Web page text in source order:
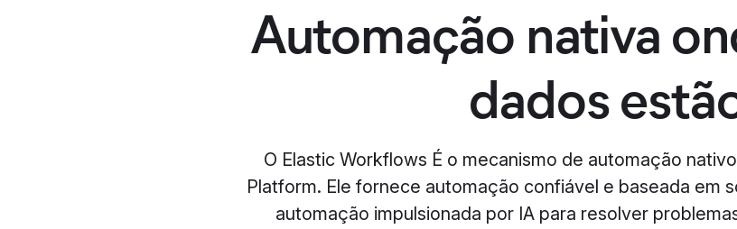
Automação nativa
dados
O Elastic Workflows É o mecanismo de automação
Platform. Ele fornece automação confiável e baseada em
automação impulsionada por IA para resolver